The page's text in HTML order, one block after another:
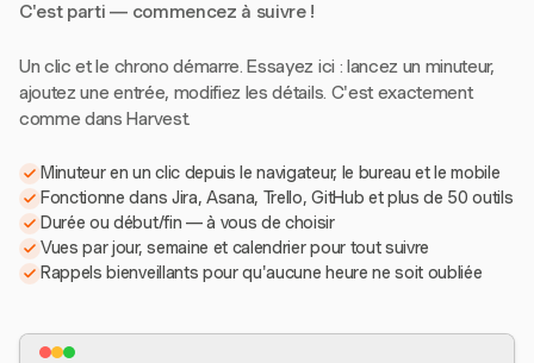
C'est parti — commencez à suivre !
Un clic et le chrono démarre. Essayez ici : lancez un minuteur,
ajoutez une entrée, modifiez les détails. C'est exactement
comme dans Harvest.
Minuteur en un clic depuis le navigateur, le bureau et le mobile
Fonctionne dans Jira, Asana, Trello, GitHub et plus de 50 outils
Durée ou début/fin — à vous de choisir
Vues par jour, semaine et calendrier pour tout suivre
Rappels bienveillants pour qu'aucune heure ne soit oubliée